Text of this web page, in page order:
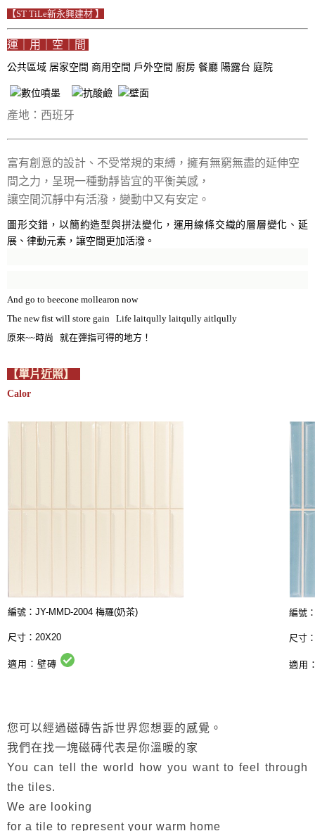
【ST TiLe新永興建材 】
運｜用｜空｜間
公共區域 居家空間 商用空間 戶外空間 廚房 餐廳 陽露台 庭院
產地：西班牙
富有創意的設計、不受常規的束縛，擁有無窮無盡的延伸空
間之力，呈現一種動靜皆宜的平衡美感，
讓空間沉靜中有活潑，變動中又有安定。
圖形交錯，以簡約造型與拼法變化，運用線條交織的層層變化、延
展、律動元素，讓空間更加活潑。
And go to beecone mollearon now
The new fist will store gain Life laitqully laitqully aitlqully
原來~~時尚 就在彈指可得的地方！
【單片近照】
Calor
編號：JY-MMD-2004 梅羅(奶茶)
尺寸：20X20
適用：壁磚
編號
尺寸
適用
您可以經過磁磚告訴世界您想要的感覺。
我們在找一塊磁磚代表是你溫暖的家
You can tell the world how you want to feel through
the tiles.
We are looking
for a tile to represent your warm home